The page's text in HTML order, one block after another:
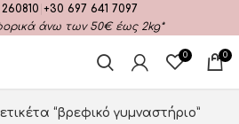
+30 697 641 7097
άνω των 50€ έως 2kg*
0 0
“βρεφικό γυμναστήριο”